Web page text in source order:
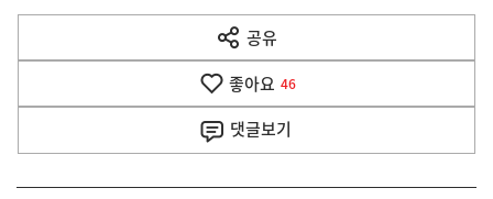
다
음
공유
열
기
좋아요 46
댓글보기